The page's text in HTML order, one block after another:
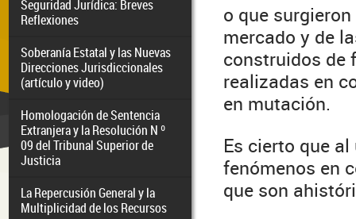
Seguridad Jurídica: Breves
Reflexiones
Soberanía Estatal y las Nuevas
Direcciones Jurisdiccionales
(artículo y video)
Homologación de Sentencia
Extranjera y la Resolución N º
09 del Tribunal Superior de
Justicia
La Repercusión General y la
Multiplicidad de los Recursos
o que
mercado y de
construidos de
realizadas en
en mutación.
Es cierto que
fenómenos en
que son